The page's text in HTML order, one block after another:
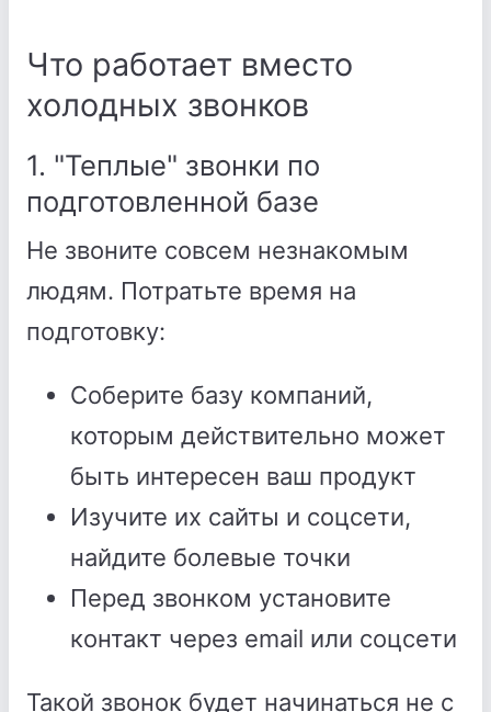
Что работает вместо
холодных звонков
1. "Теплые" звонки по
подготовленной базе
Не звоните совсем незнакомым
людям. Потратьте время на
подготовку:
Соберите базу компаний,
которым действительно может
быть интересен ваш продукт
Изучите их сайты и соцсети,
найдите болевые точки
Перед звонком установите
контакт через email или соцсети
Такой звонок будет начинаться не с